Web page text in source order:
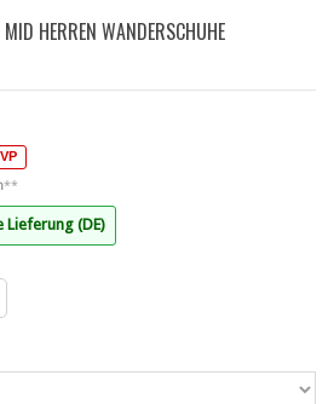
HERREN WANDERSCHUHE
**
Lieferung (DE)